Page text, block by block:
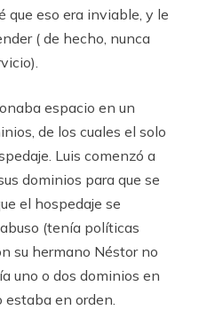
que eso era inviable, y le
( de hecho, nunca
espacio en un
de los cuales el solo
Luis comenzó a
dominios para que se
el hospedaje se
(tenía políticas
su hermano Néstor no
uno o dos dominios en
en orden.